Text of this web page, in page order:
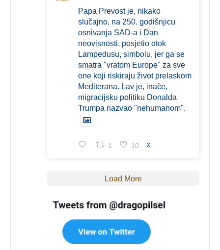
Papa Prevost je, nikako
slučajno, na 250. godišnjicu
osnivanja SAD-a i Dan
neovisnosti, posjetio otok
Lampedusu, simbolu, jer ga se
smatra "vratom Europe" za sve
one koji riskiraju život prelaskom
Mediterana. Lav je, inače,
migracijsku politiku Donalda
Trumpa nazvao "nehumanom".
1 10 X
Load More